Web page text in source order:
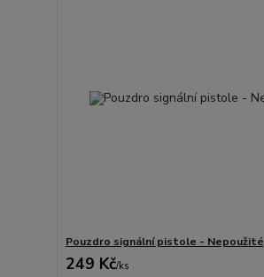
Pouzdro signální pistole - Nepoužité
249 Kč/ks